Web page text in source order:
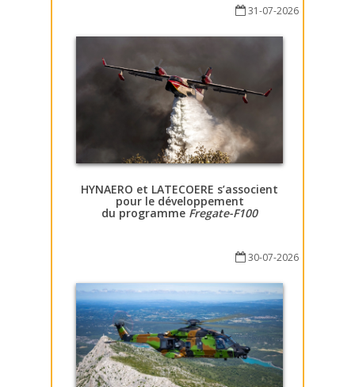
31-07-2026
HYNAERO et LATECOERE s’associent
pour le développement
du programme Fregate-F100
30-07-2026